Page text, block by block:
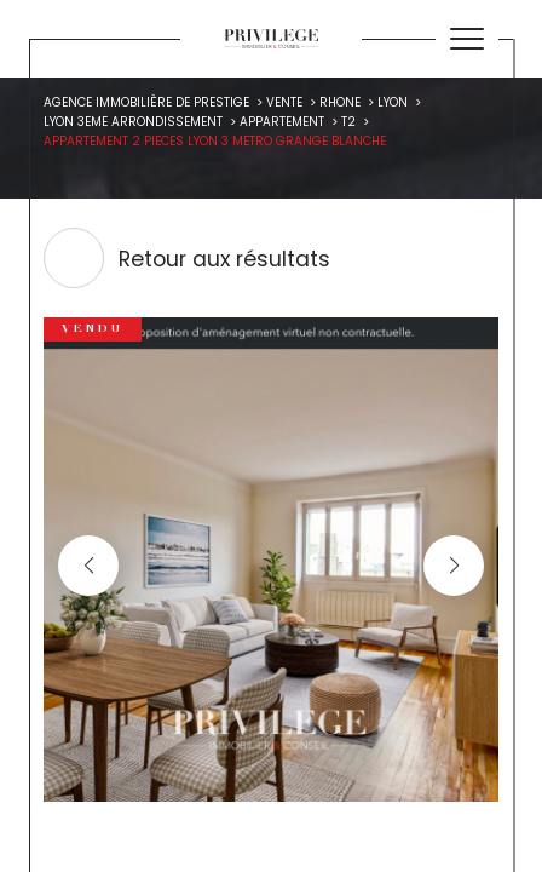
AGENCE IMMOBILIÈRE DE PRESTIGE VENTE RHONE
LYON
LYON 3EME ARRONDISSEMENT
APPARTEMENT
T2
APPARTEMENT 2 PIECES LYON 3 METRO GRANGE BLANCHE
Retour aux résultats
VENDU